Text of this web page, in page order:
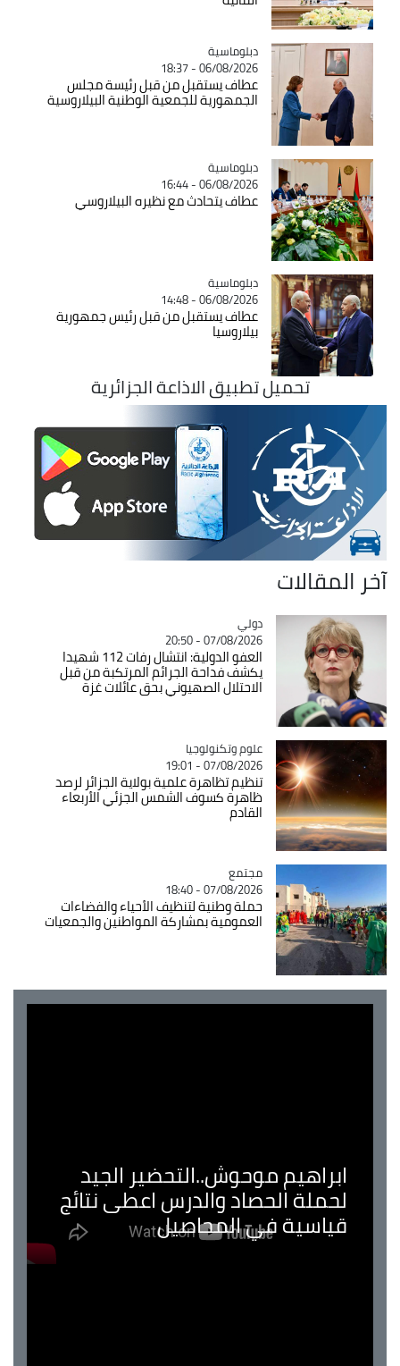
Catégorie
دبلوماسية
06/08/2026 - 18:37
عطاف يستقبل من قبل رئيسة مجلس
الجمهورية للجمعية الوطنية البيلاروسية
Catégorie
دبلوماسية
06/08/2026 - 16:44
عطاف يتحادث مع نظيره البيلاروسي
Catégorie
دبلوماسية
06/08/2026 - 14:48
عطاف يستقبل من قبل رئيس جمهورية
بيلاروسيا
تحميل تطبيق الاذاعة الجزائرية
آخر المقالات
Catégorie
دولي
07/08/2026 - 20:50
العفو الدولية: انتشال رفات 112 شهيدا
يكشف فداحة الجرائم المرتكبة من قبل
الاحتلال الصهيوني بحق عائلات غزة
Catégorie
علوم وتكنولوجيا
07/08/2026 - 19:01
تنظيم تظاهرة علمية بولاية الجزائر لرصد
ظاهرة كسوف الشمس الجزئي الأربعاء
القادم
Catégorie
مجتمع
07/08/2026 - 18:40
حملة وطنية لتنظيف الأحياء والفضاءات
العمومية بمشاركة المواطنين والجمعيات
ابراهيم موحوش..التحضير الجيد
لحملة الحصاد والدرس اعطى نتائج
قياسية في المحاصيل